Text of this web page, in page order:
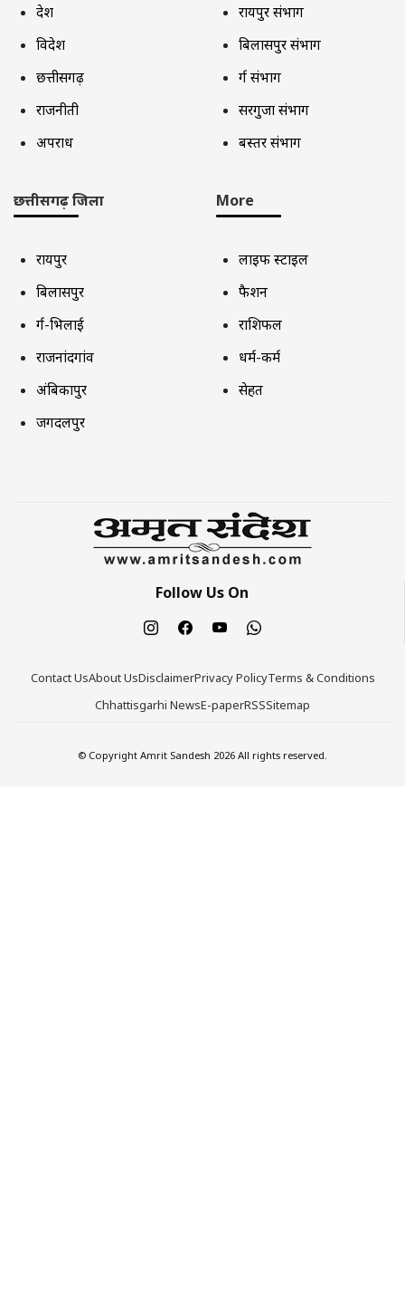
देश
विदेश
छत्तीसगढ़
राजनीती
अपराध
रायपुर संभाग
बिलासपुर संभाग
दुर्ग संभाग
सरगुजा संभाग
बस्तर संभाग
छत्तीसगढ़ जिला
रायपुर
बिलासपुर
दुर्ग-भिलाई
राजनांदगांव
अंबिकापुर
जगदलपुर
More
लाइफ स्टाइल
फैशन
राशिफल
धर्म-कर्म
सेहत
Follow Us On
Contact UsAbout UsDisclaimerPrivacy PolicyTerms & Conditions
Chhattisgarhi NewsE-paperRSSSitemap
© Copyright Amrit Sandesh 2026 All rights reserved.